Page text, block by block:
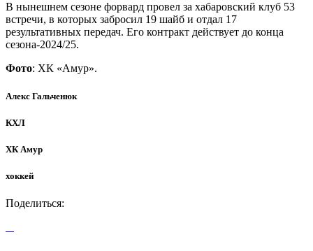
В нынешнем сезоне форвард провел за хабаровский клуб 53
встречи, в которых забросил 19 шайб и отдал 17
результативных передач. Его контракт действует до конца
сезона-2024/25.
Фото: ХК «Амур».
Алекс Гальченюк
КХЛ
ХК Амур
хоккей
Поделиться: